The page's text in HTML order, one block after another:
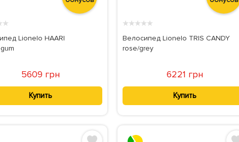
★
Lionelo HAARI
5609 грн
Купить
★★★★★
Велосипед Lionelo TRIS CANDY
rose/grey
6221 грн
Купить